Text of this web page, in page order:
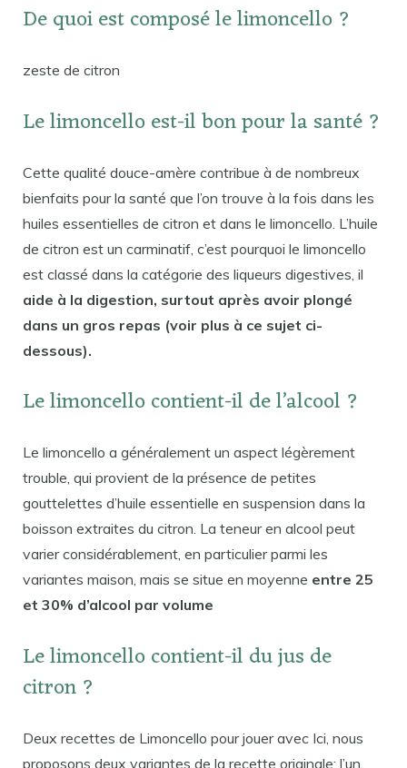
De quoi est composé le limoncello ?
zeste de citron
Le limoncello est-il bon pour la santé ?
Cette qualité douce-amère contribue à de nombreux
bienfaits pour la santé que l’on trouve à la fois dans les
huiles essentielles de citron et dans le limoncello. L’huile
de citron est un carminatif, c’est pourquoi le limoncello
est classé dans la catégorie des liqueurs digestives, il
aide à la digestion, surtout après avoir plongé
dans un gros repas (voir plus à ce sujet ci-
dessous).
Le limoncello contient-il de l’alcool ?
Le limoncello a généralement un aspect légèrement
trouble, qui provient de la présence de petites
gouttelettes d’huile essentielle en suspension dans la
boisson extraites du citron. La teneur en alcool peut
varier considérablement, en particulier parmi les
variantes maison, mais se situe en moyenne entre 25
et 30% d’alcool par volume
Le limoncello contient-il du jus de
citron ?
Deux recettes de Limoncello pour jouer avec Ici, nous
proposons deux variantes de la recette originale; l’un